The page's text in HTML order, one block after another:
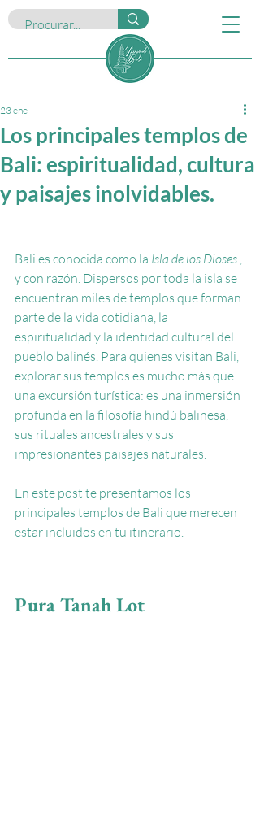
Los principales templos de
Bali: espiritualidad, cultura
y paisajes inolvidables.
23 ene
Bali es conocida como la Isla de los Dioses ,
y con razón. Dispersos por toda la isla se
encuentran miles de templos que forman
parte de la vida cotidiana, la
espiritualidad y la identidad cultural del
pueblo balinés. Para quienes visitan Bali,
explorar sus templos es mucho más que
una excursión turística: es una inmersión
profunda en la filosofía hindú balinesa,
sus rituales ancestrales y sus
impresionantes paisajes naturales.
En este post te presentamos los
principales templos de Bali que merecen
estar incluidos en tu itinerario.
Pura Tanah Lot